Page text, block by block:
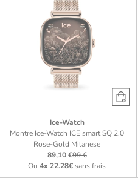
Ice-Watch
Montre Ice-Watch ICE smart SQ 2.0
Rose-Gold Milanese
89,10 €99 €
Ou4x 22.28€sans frais